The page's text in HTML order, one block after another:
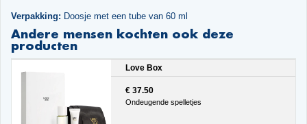
Verpakking: Doosje met een tube van 60 ml
Andere mensen kochten ook deze
producten
Love Box
€ 37.50
Ondeugende spelletjes